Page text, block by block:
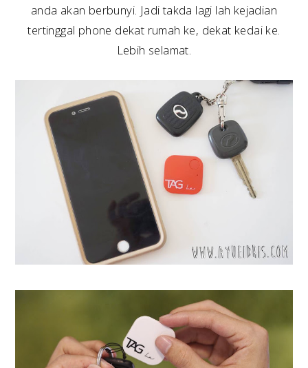
anda akan berbunyi. Jadi takda lagi lah kejadian
tertinggal phone dekat rumah ke, dekat kedai ke.
Lebih selamat.